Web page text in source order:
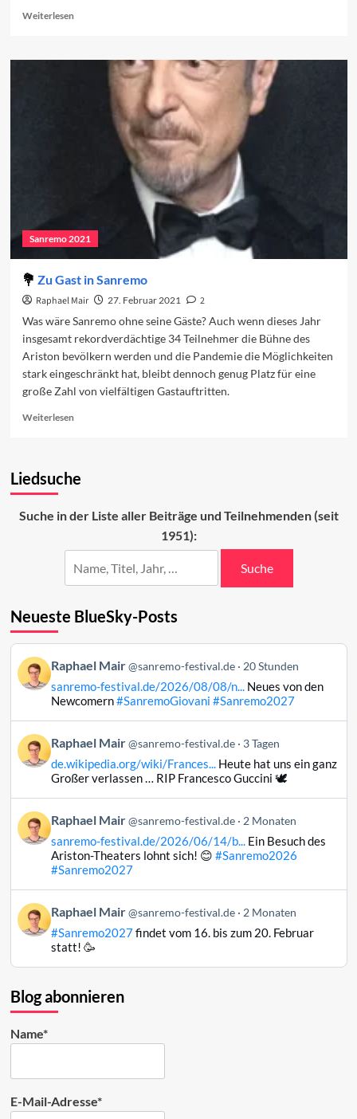
WeiterlesenRead
Das
Sanremo 2021
Zu Gast in Sanremo
Raphael Mair 27. Februar 2021
2
Was wäre Sanremo ohne seine Gäste? Auch wenn dieses Jahr
insgesamt rekordverdächtige 34 Teilnehmer die Bühne des
Ariston bevölkern werden und die Pandemie die Möglichkeiten
stark eingeschränkt hat, bleibt dennoch genug Platz für eine
große Zahl von vielfältigen Gastauftritten.
WeiterlesenRead
Gast
Liedsuche
Suche in der Liste aller Beiträge und Teilnehmenden (seit
1951):
Suche
Neueste BlueSky-Posts
Beitrag
von
Raphael
Bluesky
ansehen
Raphael Mair @sanremo-festival.de 20 Stunden
sanremo-festival.de/2026/08/08/n...Neues von den
Newcomern#SanremoGiovani #Sanremo2027
Beitrag
von
Raphael
Bluesky
ansehen
Raphael Mair @sanremo-festival.de 3 Tagen
de.wikipedia.org/wiki/Frances...Heute hat uns ein ganz
Großer verlassen … RIP Francesco Guccini 🕊️
Beitrag
von
Raphael
ansehen
Raphael Mair @sanremo-festival.de 2 Monaten
sanremo-festival.de/2026/06/14/b...Ein Besuch des
Ariston-Theaters lohnt sich! 😊 #Sanremo2026
#Sanremo2027
Beitrag
von
Raphael
Bluesky
ansehen
Raphael Mair @sanremo-festival.de 2 Monaten
#Sanremo2027findet vom 16. bis zum 20. Februar
statt! 🥳
Blog abonnieren
Name*
E-Mail-Adresse*